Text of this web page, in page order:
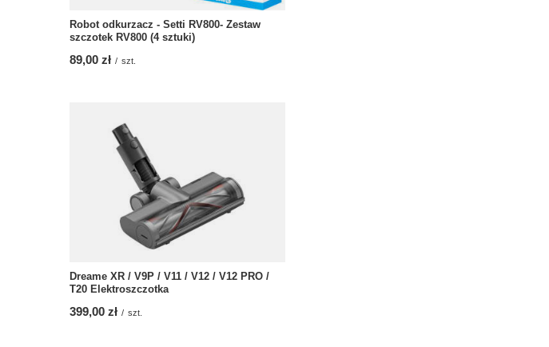
Robot odkurzacz - Setti RV800- Zestaw
szczotek RV800 (4 sztuki)
89,00 zł / szt.
Dreame XR / V9P / V11 / V12 / V12 PRO /
T20 Elektroszczotka
399,00 zł / szt.